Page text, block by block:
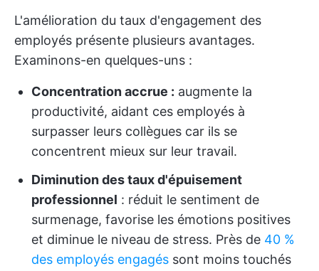
L'amélioration du taux d'engagement des
employés présente plusieurs avantages.
Examinons-en quelques-uns :
Concentration accrue : augmente la
productivité, aidant ces employés à
surpasser leurs collègues car ils se
concentrent mieux sur leur travail.
Diminution des taux d'épuisement
professionnel : réduit le sentiment de
surmenage, favorise les émotions positives
et diminue le niveau de stress. Près de 40 %
des employés engagés sont moins touchés